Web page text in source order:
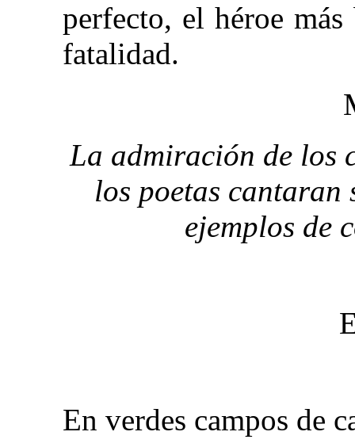
perfecto, el héroe
fatalidad.
La admiración de los
los poetas
ejemplos de
En verdes campos de